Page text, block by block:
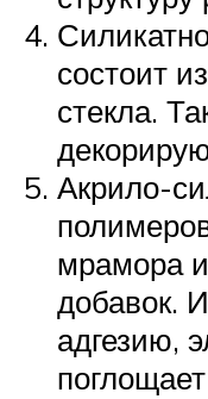
состоит
стекла.
Акрило-
мрамора
добавок.
адгезию,